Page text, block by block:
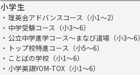
小学生
理英会アドバンスコース（小1～2）
中学受験コース（小3～6）
公立中学進学コース～まなび道場（小3～6）
トップ校特進コース（小5～6）
ことばの学校（小1～6）
小学英語YOM-TOX（小1～6）